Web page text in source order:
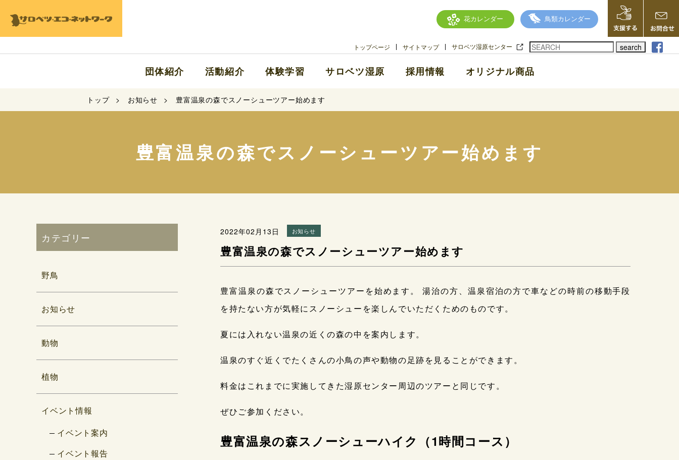
花カレンダー 鳥類カレンダー
トップページ サイトマップ サロベツ湿原センター search
団体紹介 活動紹介 体験学習 サロベツ湿原 採用情報 オリジナル商品
トップ お知らせ 豊富温泉の森でスノーシューツアー始めます
豊富温泉の森でスノーシューツアー始めます
2022年02月13日 お知らせ
豊富温泉の森でスノーシューツアー始めます
豊富温泉の森でスノーシューツアーを始めます。 湯治の方、温泉宿泊の方で車などの時前の移動手段
を持たない方が気軽にスノーシューを楽しんでいただくためのものです。
夏には入れない温泉の近くの森の中を案内します。
温泉のすぐ近くでたくさんの小鳥の声や動物の足跡を見ることができます。
料金はこれまでに実施してきた湿原センター周辺のツアーと同じです。
ぜひご参加ください。
豊富温泉の森スノーシューハイク（1時間コース）
カテゴリー
野鳥
お知らせ
動物
植物
イベント情報
イベント案内
イベント報告